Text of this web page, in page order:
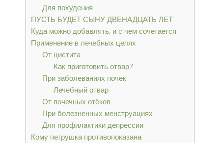
Для похудения
ПУСТЬ БУДЕТ СЫНУ ДВЕНАДЦАТЬ ЛЕТ
Куда можно добавлять, и с чем сочетается
Применение в лечебных целях
От цистита
Как приготовить отвар?
При заболеваниях почек
Лечебный отвар
От почечных отёков
При болезненных менструациях
Для профилактики депрессии
Кому петрушка противопоказана